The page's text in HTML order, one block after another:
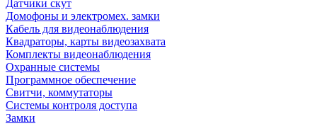
Датчики скут
Домофоны и электромех. замки
Кабель для видеонаблюдения
Квадраторы, карты видеозахвата
Комплекты видеонаблюдения
Охранные системы
Программное обеспечение
Свитчи, коммутаторы
Системы контроля доступа
Замки